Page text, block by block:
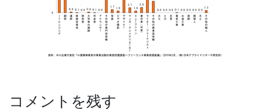
コメントを残す